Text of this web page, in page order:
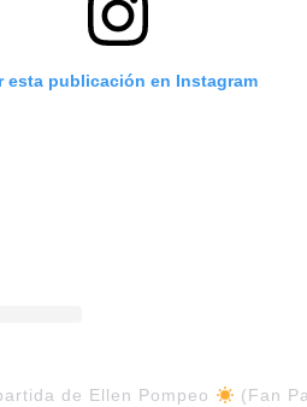
esta publicación en Instagram
de Ellen Pompeo (Fan Page)